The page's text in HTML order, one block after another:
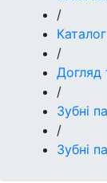
/
Каталог
/
Догляд
/
Зубні
/
Зубні